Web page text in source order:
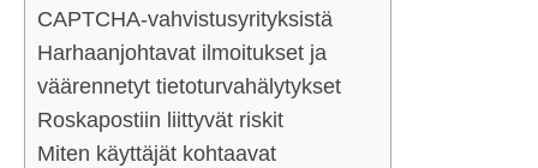
CAPTCHA-vahvistusyrityksistä
Harhaanjohtavat ilmoitukset ja
väärennetyt tietoturvahälytykset
Roskapostiin liittyvät riskit
Miten käyttäjät kohtaavat